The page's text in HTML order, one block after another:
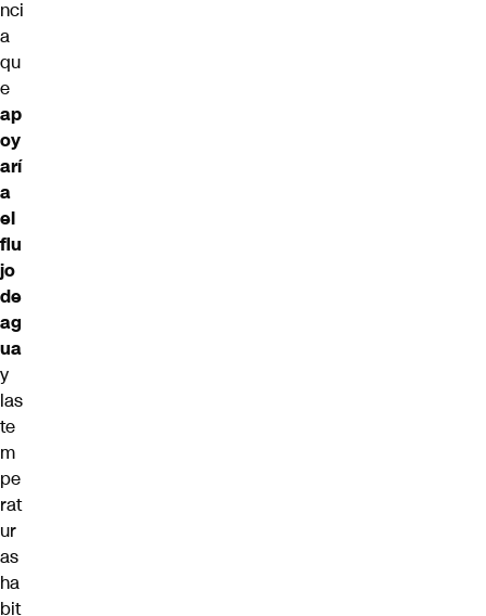
nci
a
qu
e
ap
oy
arí
a
el
flu
jo
de
ag
ua
y
las
te
m
pe
rat
ur
as
ha
bit